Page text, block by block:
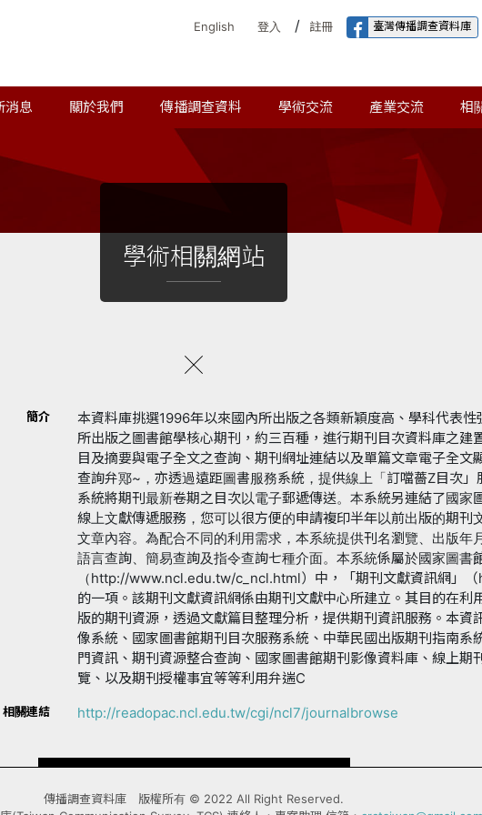
English 登入 / 註冊 臺灣傳播調查資料庫
消息 關於我們 傳播調查資料 學術交流 產業交流 相
學術相關網站
簡介
本資料庫挑選1996年以來國內所出版之各類新穎度高、學科代表
所出版之圖書館學核心期刊，約三百種，進行期刊目次資料庫之建
目及摘要與電子全文之查詢、期刊網址連結以及單篇文章電子全文
查詢弁鄍~，亦透過遠距圖書服務系統，提供線上「訂噹薔Z目次
系統將期刊最新卷期之目次以電子郵遞傳送。本系統另連結了國家
線上文獻傳遞服務，您可以很方便的申請複印半年以前出版的期刊
文章內容。為配合不同的利用需求，本系統提供刊名瀏覽、出版年
語言查詢、簡易查詢及指令查詢七種介面。本系統係屬於國家圖書
（http://www.ncl.edu.tw/c_ncl.html）中，「期刊文獻資訊網」
的一項。該期刊文獻資訊網係由期刊文獻中心所建立。其目的在利
版的期刊資源，透過文獻篇目整理分析，提供期刊資訊服務。本資
像系統、國家圖書館期刊目次服務系統、中華民國出版期刊指南系
門資訊、期刊資源整合查詢、國家圖書館期刊影像資料庫、線上期
覽、以及期刊授權事宜等等利用弁遄C
相關連結 http://readopac.ncl.edu.tw/cgi/ncl7/journalbrowse
傳播調查資料庫 版權所有 © 2022 All Right Reserved.